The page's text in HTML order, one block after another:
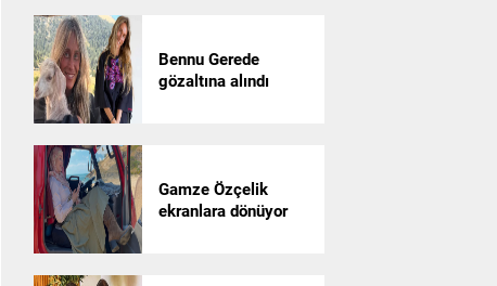
Bennu Gerede
gözaltına alındı
Gamze Özçelik
ekranlara dönüyor